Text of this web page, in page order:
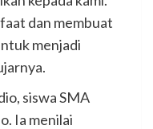
dan membuat
menjadi
siswa SMA
Ia menilai